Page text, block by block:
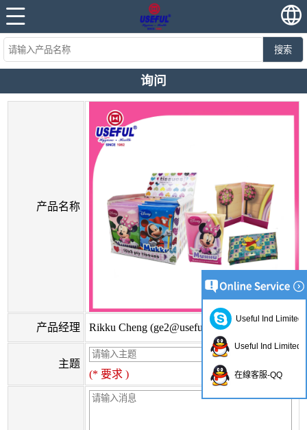
搜索
询问
产品名称
产品经理 Rikku Cheng (ge2@usefulhk.com
主题
(* 要求 )
Useful Ind Limited
Useful Ind Limited
在線客服-QQ